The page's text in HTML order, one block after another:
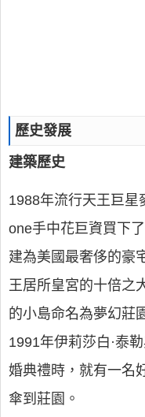
歷史發展
建築歷史
1988年流行天王巨星
one手中花巨資買下
建為美國最奢侈的豪
王居所皇宮的十倍之
的小島命名為夢幻莊
1991年伊莉莎白·泰
婚典禮時，就有一名
傘到莊園。